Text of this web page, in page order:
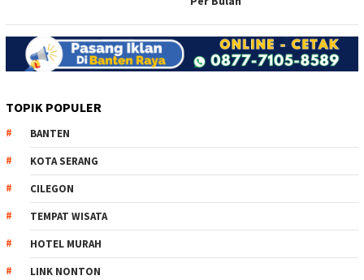
TOPIK POPULER
BANTEN
KOTA SERANG
CILEGON
TEMPAT WISATA
HOTEL MURAH
LINK NONTON